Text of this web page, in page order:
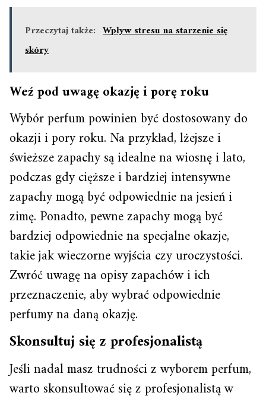
Przeczytaj także: Wpływ stresu na starzenie się
skóry
Weź pod uwagę okazję i porę roku
Wybór perfum powinien być dostosowany do
okazji i pory roku. Na przykład, lżejsze i
świeższe zapachy są idealne na wiosnę i lato,
podczas gdy cięższe i bardziej intensywne
zapachy mogą być odpowiednie na jesień i
zimę. Ponadto, pewne zapachy mogą być
bardziej odpowiednie na specjalne okazje,
takie jak wieczorne wyjścia czy uroczystości.
Zwróć uwagę na opisy zapachów i ich
przeznaczenie, aby wybrać odpowiednie
perfumy na daną okazję.
Skonsultuj się z profesjonalistą
Jeśli nadal masz trudności z wyborem perfum,
warto skonsultować się z profesjonalistą w